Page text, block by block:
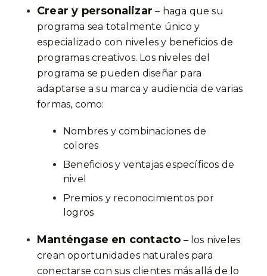
Crear y personalizar – haga que su
programa sea totalmente único y
especializado con niveles y beneficios de
programas creativos. Los niveles del
programa se pueden diseñar para
adaptarse a su marca y audiencia de varias
formas, como:
Nombres y combinaciones de
colores
Beneficios y ventajas específicos de
nivel
Premios y reconocimientos por
logros
Manténgase en contacto – los niveles
crean oportunidades naturales para
conectarse con sus clientes más allá de lo